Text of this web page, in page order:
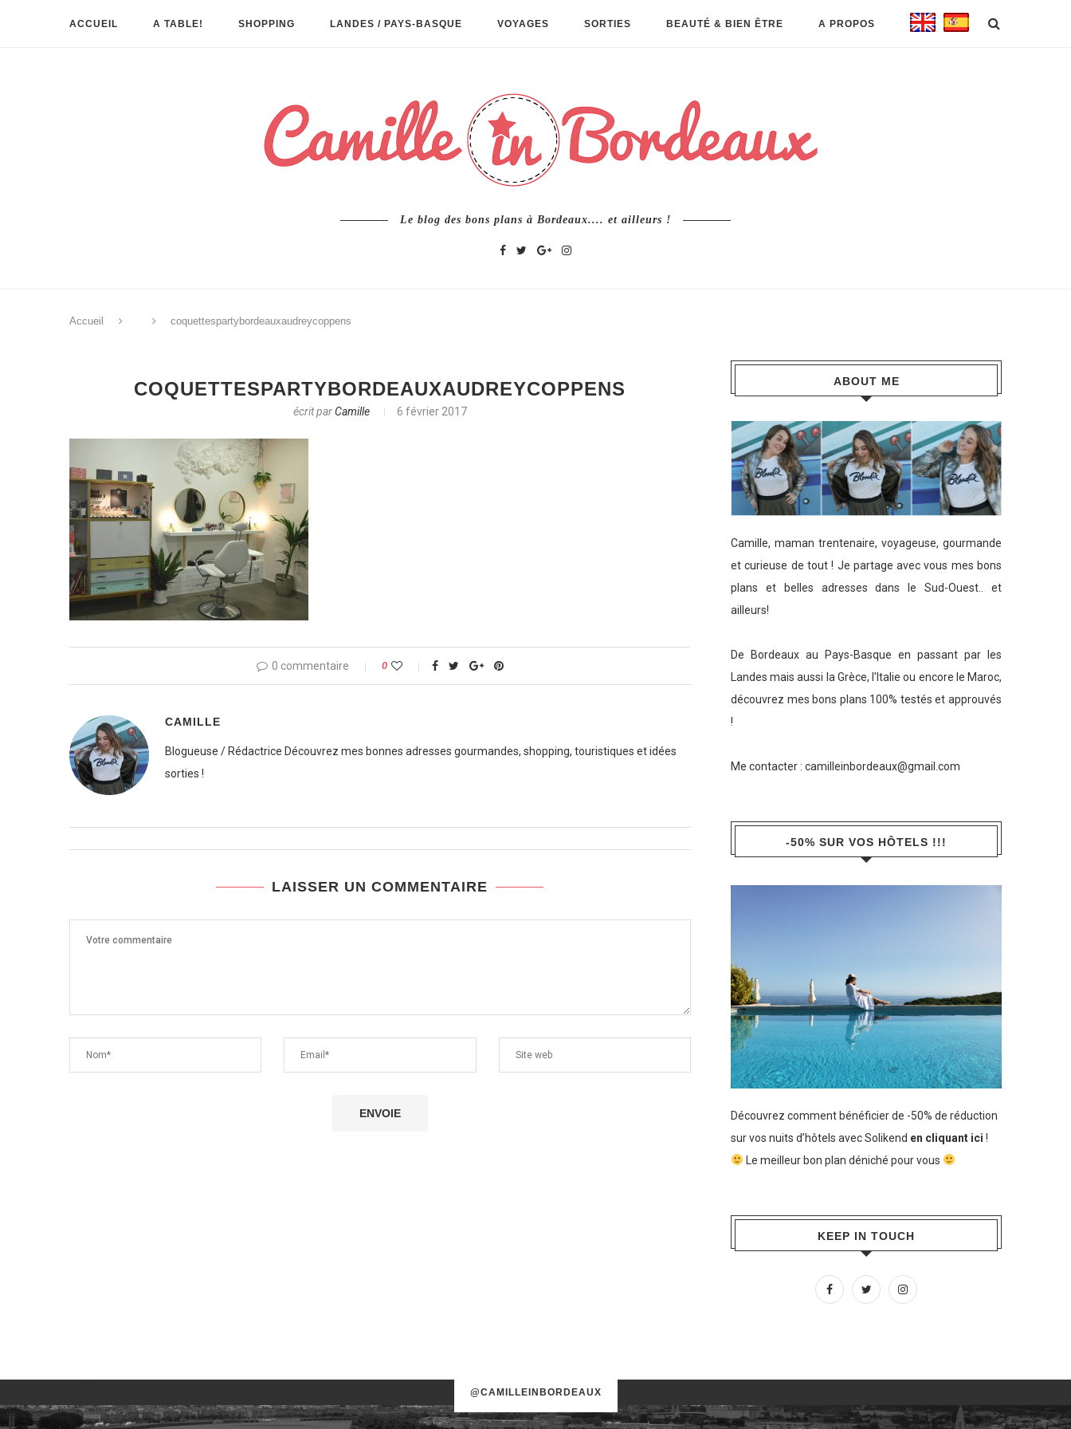
ACCUEIL A TABLE! SHOPPING LANDES / PAYS-BASQUE VOYAGES SORTIES BEAUTÉ & BIEN ÊTRE A PROPOS
Le blog des bons plans à Bordeaux.... et ailleurs !
Accueil coquettespartybordeauxaudreycoppens
COQUETTESPARTYBORDEAUXAUDREYCOPPENS
écrit parCamille 6 février 2017
0 commentaire 0
CAMILLE
Blogueuse / Rédactrice Découvrez mes bonnes adresses gourmandes, shopping, touristiques et idées
sorties !
LAISSER UN COMMENTAIRE
ABOUT ME
Camille, maman trentenaire, voyageuse, gourmande
et curieuse de tout ! Je partage avec vous mes bons
plans et belles adresses dans le Sud-Ouest.. et
ailleurs!
De Bordeaux au Pays-Basque en passant par les
Landes mais aussi la Grèce, l'Italie ou encore le Maroc,
découvrez mes bons plans 100% testés et approuvés
!
Me contacter : camilleinbordeaux@gmail.com
-50% SUR VOS HÔTELS !!!
Découvrez comment bénéficier de -50% de réduction
sur vos nuits d’hôtels avec Solikend en cliquant ici !
Le meilleur bon plan déniché pour vous
KEEP IN TOUCH
@CAMILLEINBORDEAUX